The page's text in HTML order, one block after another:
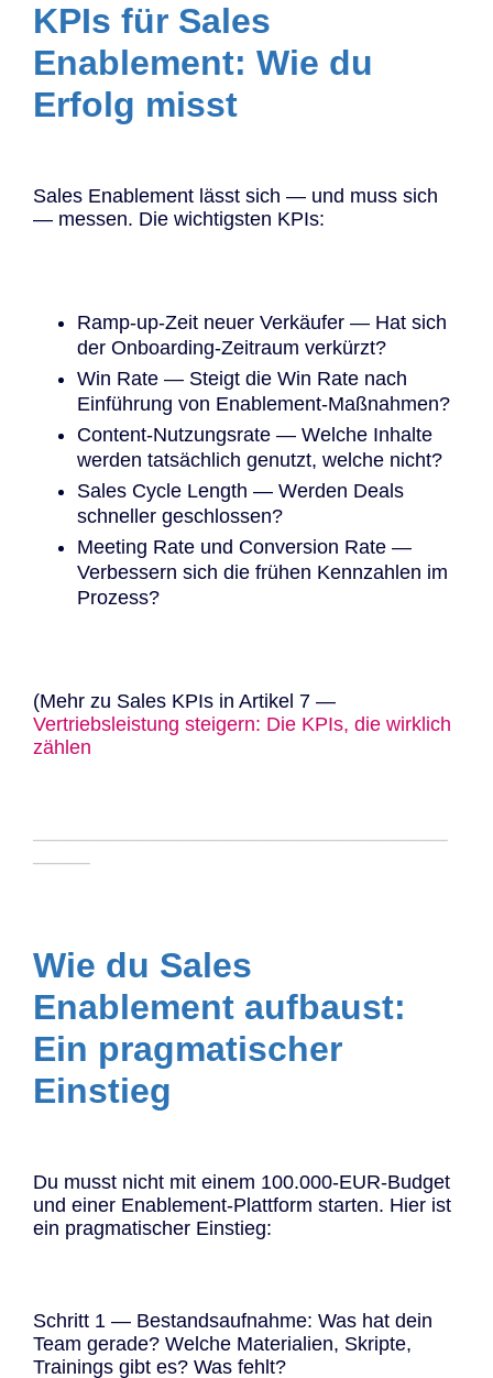
KPIs für Sales
Enablement: Wie du
Erfolg misst
Sales Enablement lässt sich — und muss sich
— messen. Die wichtigsten KPIs:
Ramp-up-Zeit neuer Verkäufer — Hat sich
der Onboarding-Zeitraum verkürzt?
Win Rate — Steigt die Win Rate nach
Einführung von Enablement-Maßnahmen?
Content-Nutzungsrate — Welche Inhalte
werden tatsächlich genutzt, welche nicht?
Sales Cycle Length — Werden Deals
schneller geschlossen?
Meeting Rate und Conversion Rate —
Verbessern sich die frühen Kennzahlen im
Prozess?
(Mehr zu Sales KPIs in Artikel 7 —
Vertriebsleistung steigern: Die KPIs, die wirklich
zählen
─────────────────────────────
────
Wie du Sales
Enablement aufbaust:
Ein pragmatischer
Einstieg
Du musst nicht mit einem 100.000-EUR-Budget
und einer Enablement-Plattform starten. Hier ist
ein pragmatischer Einstieg:
Schritt 1 — Bestandsaufnahme: Was hat dein
Team gerade? Welche Materialien, Skripte,
Trainings gibt es? Was fehlt?